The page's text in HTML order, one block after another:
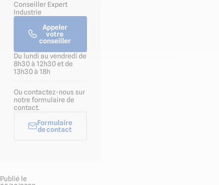
Publié le
Conseiller Expert
Industrie
Appeler
votre
conseiller
Du lundi au vendredi de
8h30 à 12h30 et de
13h30 à 18h
Ou contactez-nous sur
notre formulaire de
contact.
Formulaire
de contact